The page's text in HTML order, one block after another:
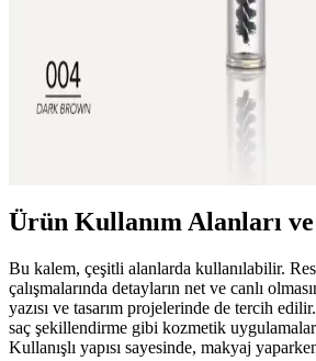
Flormar İki Uçlu Açılı Kaş
Kahve ile Doğal Dolgunluk
Flormar'ın iki uçlu açılı kaş kalemi ve
kaşlara doğal dolgunluk ve kolay
Ürün Kullanım Alanları
Bu kalem, çeşitli alanlarda kullanılabilir.
çalışmalarında detayların net ve canlı
yazısı ve tasarım projelerinde de tercih
saç şekillendirme gibi kozmetik
Kullanışlı yapısı sayesinde, makyaj